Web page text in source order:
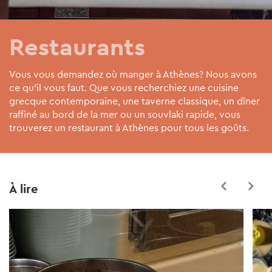
Restaurants
Vous vous demandez où manger à Athènes? Nous avons
ce qu'il vous faut. Que vous recherchiez une cuisine
grecque contemporaine, une taverne classique, un dîner
raffiné au bord de la mer ou un souvlaki rapide, vous
trouverez un restaurant à Athènes pour tous les goûts.
À lire